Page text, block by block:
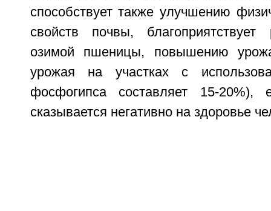
способствует также улучшению
свойств почвы, благоприятствует
озимой пшеницы, повышению
урожая на участках с
фосфогипса составляет 15-
сказывается негативно на здоровье